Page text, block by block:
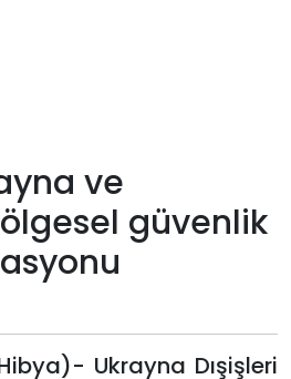
ve
güvenlik
Ukrayna Dışişleri